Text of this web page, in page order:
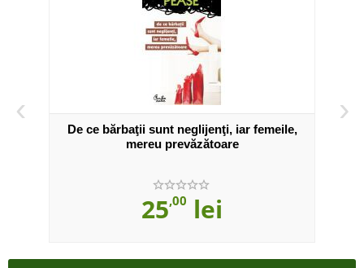
‹
De ce bărbaţii sunt neglijenţi, iar femeile,
mereu prevăzătoare
25,00 lei
›